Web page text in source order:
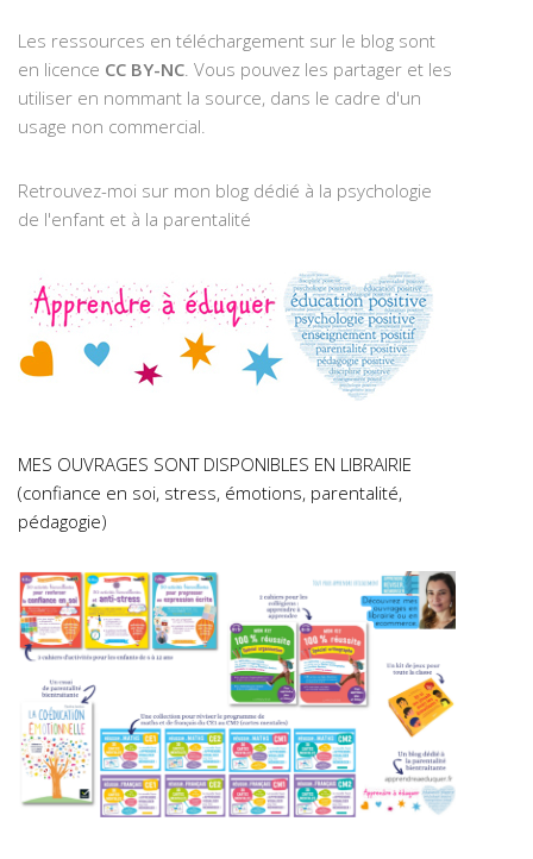
Les ressources en téléchargement sur le blog sont
en licence CC BY-NC . Vous pouvez les partager et les
utiliser en nommant la source, dans le cadre d'un
usage non commercial.
Retrouvez-moi sur mon blog dédié à la psychologie
de l'enfant et à la parentalité
MES OUVRAGES SONT DISPONIBLES EN LIBRAIRIE
(confiance en soi, stress, émotions, parentalité,
pédagogie)